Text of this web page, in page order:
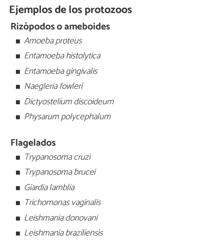
Ejemplos de los protozoos
Rizópodos o ameboides
Amoeba proteus
Entamoeba histolytica
Entamoeba gingivalis
Naegleria fowleri
Dictyostelium discoideum
Physarum polycephalum
Flagelados
Trypanosoma cruzi
Trypanosoma brucei
Giardia lamblia
Trichomonas vaginalis
Leishmania donovani
Leishmania braziliensis